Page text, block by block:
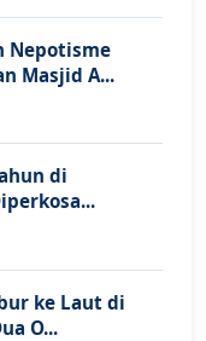
Nepotisme
Masjid A...
di
ke Laut di
O...